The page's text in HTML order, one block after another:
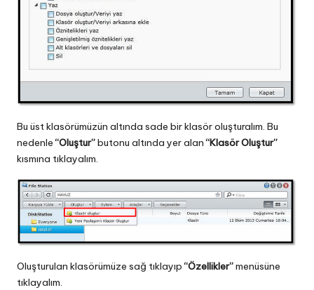
Bu üst klasörümüzün altında sade bir klasör oluşturalım. Bu
nedenle“Oluştur”butonu altında yer alan“Klasör Oluştur”
kısmına tıklayalım.
Oluşturulan klasörümüze sağ tıklayıp“Özellikler”menüsüne
tıklayalım.